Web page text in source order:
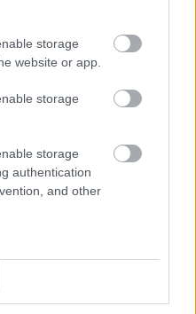
storage
website or app.
storage
storage
authentication
and other
(esim.
liittyvä konsultointi